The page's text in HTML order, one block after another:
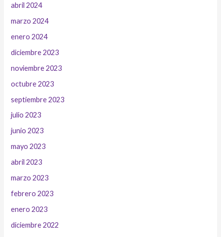
abril 2024
marzo 2024
enero 2024
diciembre 2023
noviembre 2023
octubre 2023
septiembre 2023
julio 2023
junio 2023
mayo 2023
abril 2023
marzo 2023
febrero 2023
enero 2023
diciembre 2022